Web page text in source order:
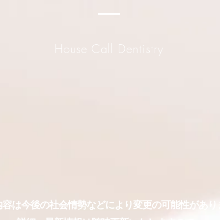
House Call Dentistry
は今後の社会情勢などにより変更の可能性があり